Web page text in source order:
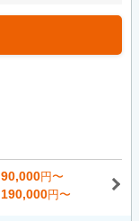
90,000円〜
190,000円〜